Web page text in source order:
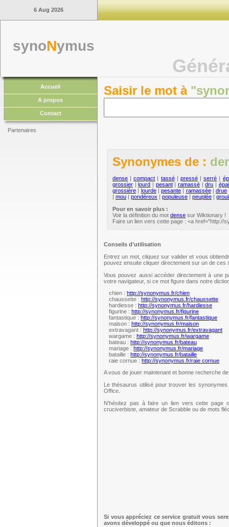
6 Aug 2026
synoNymus
Accueil
A propos
Contact
Partenaires
Saisir le mot à
Synonymes de :
dense |compact | tassé| pressé|serré |
grossier |lourd | pesant| ramassé|dru |
grossière | lourde| pesante | ramassée| drue
| mou | pondéreux | populeuse | peuplée |
Pour en savoir plus :
Voir la définition du mot dense sur Wiktionary !
Faire un lien vers cette page : <a href="http://
Conseils d'utilisation
Entrez un mot, cliquez sur valider et vous
pouvez ensuite cliquer directement sur un de
Vous pouvez aussi accéder directement à une
votre navigateur, si ce mot figure dans notre
chien : http://synonymus.fr/chien
chaussette : http://synonymus.fr/chaussette
hardiesse : http://synonymus.fr/hardiesse
figurine : http://synonymus.fr/figurine
fantastique : http://synonymus.fr/fantastique
maison : http://synonymus.fr/maison
extravagant : http://synonymus.fr/extravagant
wargame : http://synonymus.fr/wargame
bateau : http://synonymus.fr/bateau
mariage : http://synonymus.fr/mariage
bataille : http://synonymus.fr/bataille
raie cornue : http://synonymus.fr/raie cornue
A vous de jouer maintenant et bonne recherche
Le thésaurus utilisé pour trouver les
Office.
N'hésitez pas à faire un lien vers cette
cruciverbiste, amateur de Scrabble ou de mots
Si vous appréciez ce service gratuit vous
avons développé ou que nous éditons :